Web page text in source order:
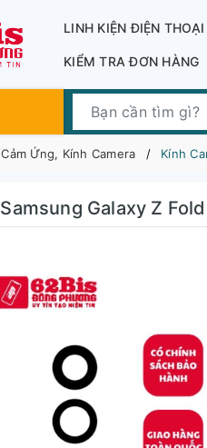
LINH KIỆN ĐIỆN
KIỂM TRA ĐƠN HÀNG
Ứng, Kính Camera Kính
Galaxy Z